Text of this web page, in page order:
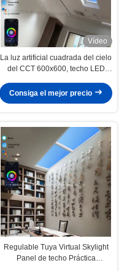
Vídeo
La luz artificial cuadrada del cielo
del CCT 600x600, techo LED
Consiga el mejor precio
Regulable Tuya Virtual Skylight
Panel de techo Práctica